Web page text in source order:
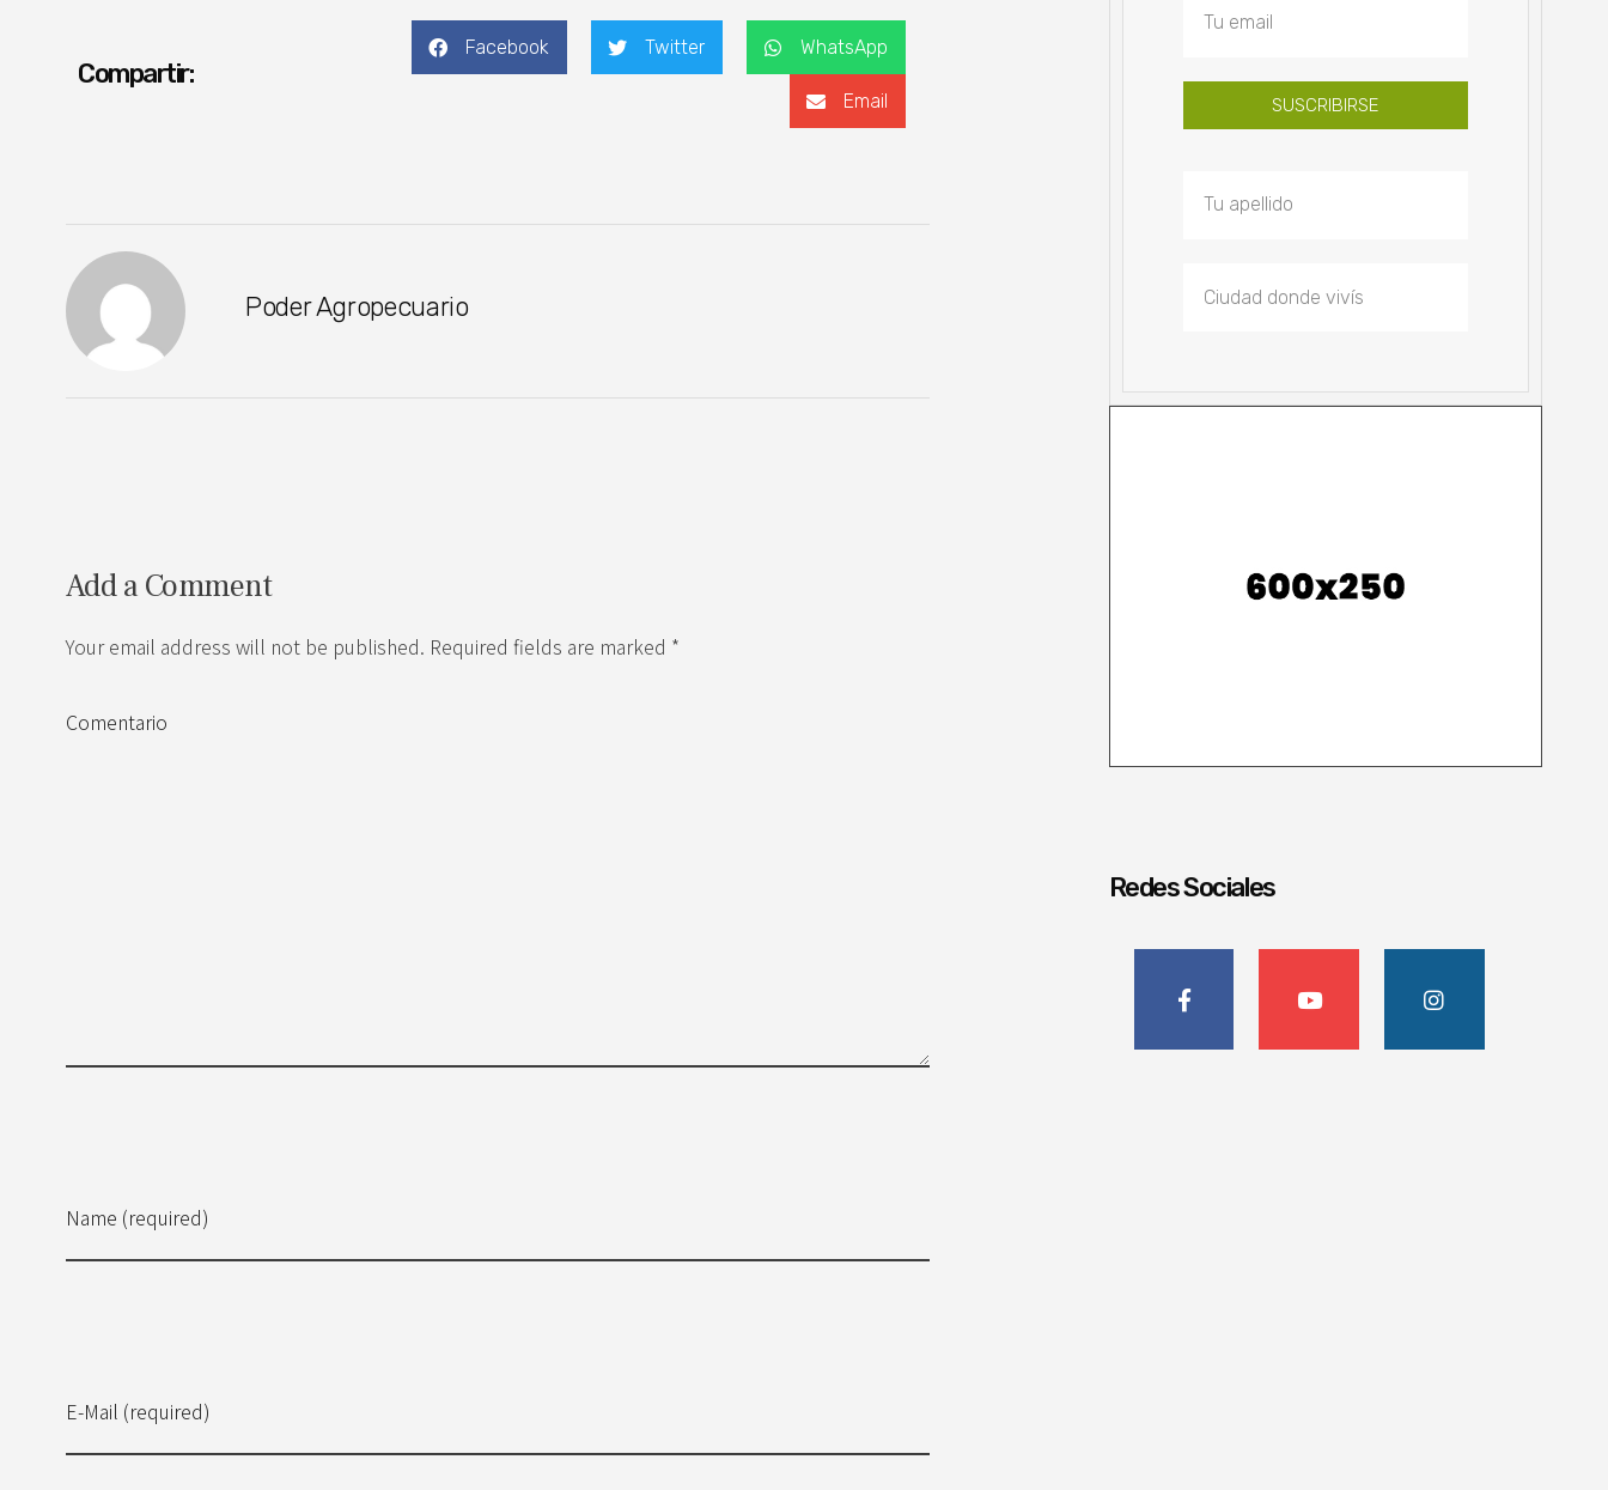
Compartir:
Facebook Twitter WhatsApp
Email
Poder Agropecuario
Add a Comment
Your email address will not be published. Required fields are marked *
Name (required)
E-Mail (required)
Comentario
SUSCRIBIRSE
Redes Sociales